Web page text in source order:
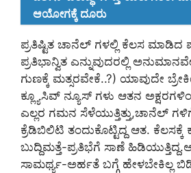
ಆಯೋಗಕ್ಕೆ ದೂರು
ಪ್ರತಿಷ್ಟಿತ ಚಾನೆಲ್ ಗಳಲ್ಲಿ ಕೆಲಸ
ಪ್ರತಿಭಾನ್ವಿತ ಎನ್ನುವುದರಲ್ಲಿ
ಗುಣಕ್ಕೆ ಮತ್ಸರವೇಕೆ..?) ಯಾವುದೇ
ಕ್ಲ್ಯೂಸಿವ್ ನ್ಯೂಸ್ ಗಳು ಆತನ
ಎಲ್ಲರ ಗಮನ ಸೆಳೆಯುತ್ತಿತ್ತು,ಚಾನೆಲ್
ಕ್ರೆಡಿಬಿಲಿಟಿ ತಂದುಕೊಟ್ಟಿದ್ದ ಆತ. ಕೆಲಸಕ್ಕೆ
ಬುದ್ದಿಮತ್ತೆ-ಪ್ರತಿಭೆಗೆ ಸಾಣೆ
ಸಾಮರ್ಥ್ಯ-ಅರ್ಹತೆ ಬಗ್ಗೆ ಹೇಳಬೇಕಿಲ್ಲ